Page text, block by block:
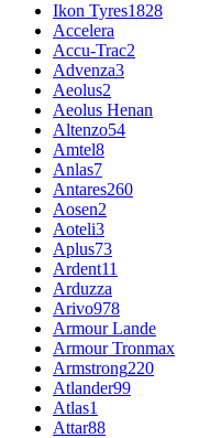
Ikon Tyres1828
Accelera
Accu-Trac2
Advenza3
Aeolus2
Aeolus Henan
Altenzo54
Amtel8
Anlas7
Antares260
Aosen2
Aoteli3
Aplus73
Ardent11
Arduzza
Arivo978
Armour Lande
Armour Tronmax
Armstrong220
Atlander99
Atlas1
Attar88